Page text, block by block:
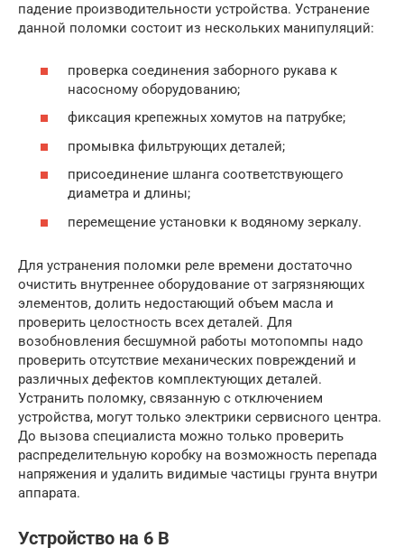
падение производительности устройства. Устранение
данной поломки состоит из нескольких манипуляций:
проверка соединения заборного рукава к
насосному оборудованию;
фиксация крепежных хомутов на патрубке;
промывка фильтрующих деталей;
присоединение шланга соответствующего
диаметра и длины;
перемещение установки к водяному зеркалу.
Для устранения поломки реле времени достаточно
очистить внутреннее оборудование от загрязняющих
элементов, долить недостающий объем масла и
проверить целостность всех деталей. Для
возобновления бесшумной работы мотопомпы надо
проверить отсутствие механических повреждений и
различных дефектов комплектующих деталей.
Устранить поломку, связанную с отключением
устройства, могут только электрики сервисного центра.
До вызова специалиста можно только проверить
распределительную коробку на возможность перепада
напряжения и удалить видимые частицы грунта внутри
аппарата.
Устройство на 6 В